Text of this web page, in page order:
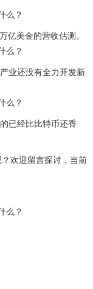
亿美金的营收估测。
业还没有全力开发新
已经比比特币还香
欢迎留言探讨，当前